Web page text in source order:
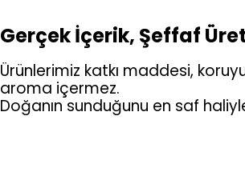
Gerçek İçerik, Şeffaf
Ürünlerimiz katkı maddesi,
aroma içermez.
Doğanın sunduğunu en saf